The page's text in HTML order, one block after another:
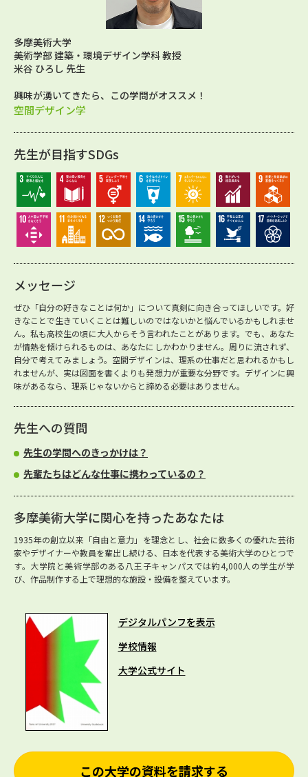
多摩美術大学
美術学部 建築・環境デザイン学科 教授
米谷 ひろし 先生
興味が湧いてきたら、この学問がオススメ！
空間デザイン学
先生が目指すSDGs
メッセージ
ぜひ「自分の好きなことは何か」について真剣に向き合ってほしいです。好
きなことで生きていくことは難しいのではないかと悩んでいるかもしれませ
ん。私も高校生の頃に大人からそう言われたことがあります。でも、あなた
が情熱を傾けられるものは、あなたにしかわかりません。周りに流されず、
自分で考えてみましょう。空間デザインは、理系の仕事だと思われるかもし
れませんが、実は図面を書くよりも発想力が重要な分野です。デザインに興
味があるなら、理系じゃないからと諦める必要はありません。
先生への質問
先生の学問へのきっかけは？
先輩たちはどんな仕事に携わっているの？
多摩美術大学に関心を持ったあなたは
1935年の創立以来「自由と意力」を理念とし、社会に数多くの優れた芸術
家やデザイナーや教員を輩出し続ける、日本を代表する美術大学のひとつで
す。大学院と美術学部のある八王子キャンパスでは約4,000人の学生が学
び、作品制作する上で理想的な施設・設備を整えています。
デジタルパンフを表示
学校情報
大学公式サイト
この大学の資料を請求する